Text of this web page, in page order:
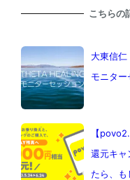
こちらの
大東信
モニタ
【
還元キャ
たら、